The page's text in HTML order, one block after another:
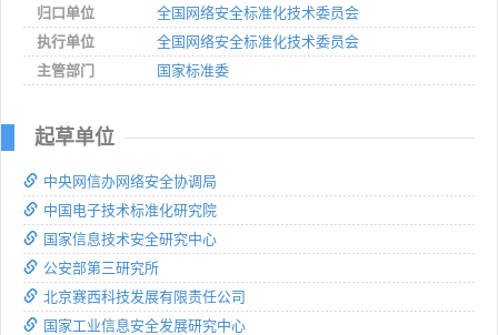
归口单位
全国网络安全标准化技术委员会
执行单位
全国网络安全标准化技术委员会
主管部门
国家标准委
起草单位
中央网信办网络安全协调局
中国电子技术标准化研究院
国家信息技术安全研究中心
公安部第三研究所
北京赛西科技发展有限责任公司
国家工业信息安全发展研究中心